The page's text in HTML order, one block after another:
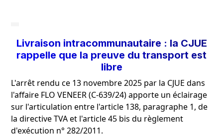
Livraison intracommunautaire : la CJUE
rappelle que la preuve du transport est
libre
L'arrêt rendu ce 13 novembre 2025 par la CJUE dans
l'affaire FLO VENEER (C-639/24) apporte un éclairage
sur l'articulation entre l'article 138, paragraphe 1, de
la directive TVA et l'article 45 bis du règlement
d'exécution n° 282/2011.